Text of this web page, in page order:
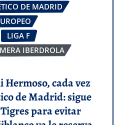
DE MADRID
LIGA F
IBERDROLA
Hermoso, cada vez
de Madrid: sigue
para evitar